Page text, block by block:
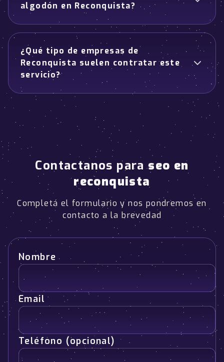
algodón en Reconquista?
¿Qué tipo de empresas de
Reconquista suelen contratar este
servicio?
Contactanos paraseo en
reconquista
Completá el formulario y nos pondremos en
contacto a la brevedad
Nombre
Email
Teléfono (opcional)